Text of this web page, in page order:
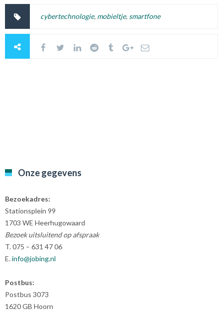
cybertechnologie, mobieltje, smartfone
Onze gegevens
Bezoekadres:
Stationsplein 99
1703 WE Heerhugowaard
Bezoek uitsluitend op afspraak
T. 075 – 631 47 06
E.info@jobing.nl
Postbus:
Postbus 3073
1620 GB Hoorn